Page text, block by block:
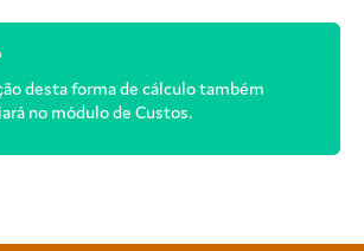
desta forma de cálculo também
no módulo de Custos.